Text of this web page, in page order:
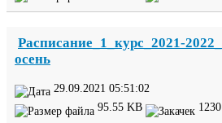
Расписание_​ 1 _​курс_​ 2021-​2022
осень
29 09 2021 05:51:02
95 55 KB 1230